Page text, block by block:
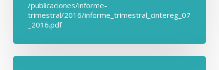
/publicaciones/informe-
trimestral/2016/informe_trimestral_cintereg_07
_2016.pdf